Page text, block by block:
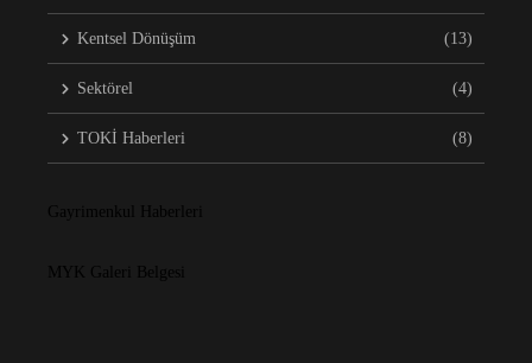
Kentsel Dönüşüm (13)
Sektörel (4)
TOKİ Haberleri (8)
Gayrimenkul Haberleri
MYK Galeri Belgesi